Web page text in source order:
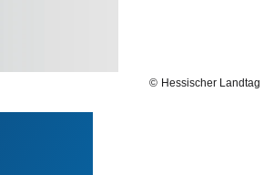
Hessischer Landtag